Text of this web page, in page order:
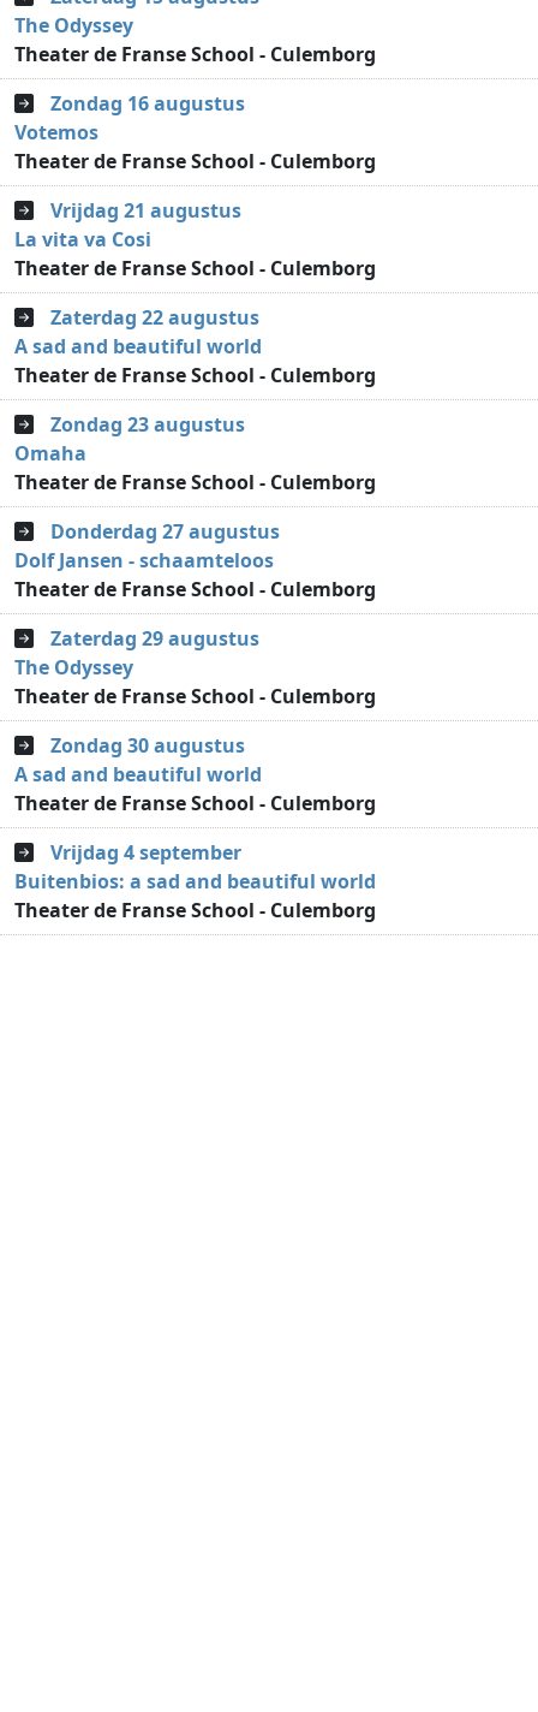
The Odyssey
Theater de Franse School - Culemborg
Zondag 16 augustus
Votemos
Theater de Franse School - Culemborg
Vrijdag 21 augustus
La vita va Cosi
Theater de Franse School - Culemborg
Zaterdag 22 augustus
A sad and beautiful world
Theater de Franse School - Culemborg
Zondag 23 augustus
Omaha
Theater de Franse School - Culemborg
Donderdag 27 augustus
Dolf Jansen - schaamteloos
Theater de Franse School - Culemborg
Zaterdag 29 augustus
The Odyssey
Theater de Franse School - Culemborg
Zondag 30 augustus
A sad and beautiful world
Theater de Franse School - Culemborg
Vrijdag 4 september
Buitenbios: a sad and beautiful world
Theater de Franse School - Culemborg